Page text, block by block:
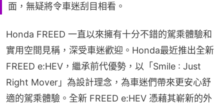
面，無疑將令車迷刮目相看。
Honda FREED 一直以來擁有十分不錯的駕乘體驗和
實用空間見稱，深受車迷歡迎。Honda最近推出全新
FREED e:HEV，繼承前代優勢，以「Smile : Just
Right Mover」為設計理念，為車迷們帶來更安心舒
適的駕乘體驗。全新 FREED e:HEV 憑藉其嶄新的外